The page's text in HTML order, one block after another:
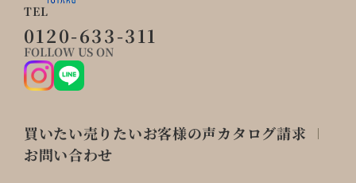
TEL
0120-633-311
FOLLOW US ON
買いたい売りたいお客様の声カタログ請求
お問い合わせ